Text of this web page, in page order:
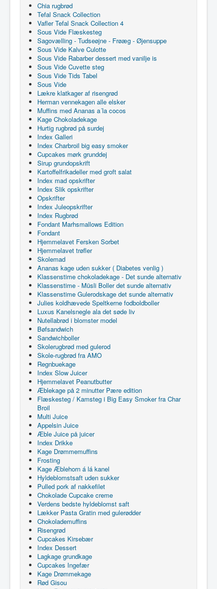
Chia rugbrød
Tefal Snack Collection
Vafler Tefal Snack Collection 4
Sous Vide Flæskesteg
Sagovælling - Tudseøjne - Frøæg - Øjensuppe
Sous Vide Kalve Culotte
Sous Vide Rabarber dessert med vanilje is
Sous Vide Cuvette steg
Sous Vide Tids Tabel
Sous Vide
Lækre klatkager af risengrød
Herman vennekagen alle elsker
Muffins med Ananas a´la cocos
Kage Chokoladekage
Hurtig rugbrød på surdej
Index Galleri
Index Charbroil big easy smoker
Cupcakes mørk grunddej
Sirup grundopskrift
Kartoffelfrikadeller med groft salat
Index mad opskrifter
Index Slik opskrifter
Opskrifter
Index Juleopskrifter
Index Rugbrød
Fondant Marhsmallows Edition
Fondant
Hjemmelavet Fersken Sorbet
Hjemmelavet trøfler
Skolemad
Ananas kage uden sukker ( Diabetes venlig )
Klassenstime chokoladekage - Det sunde alternativ
Klassenstime - Müsli Boller det sunde alternativ
Klassenstime Gulerodskage det sunde alternativ
Julies koldhævede Speltkerne fodboldboller
Luxus Kanelsnegle ala det søde liv
Nutellabrød i blomster model
Bøfsandwich
Sandwichboller
Skolerugbrød med gulerod
Skole-rugbrød fra AMO
Regnbuekage
Index Slow Juicer
Hjemmelavet Peanutbutter
Æblekage på 2 minutter Pære edition
Flæskesteg / Kamsteg i Big Easy Smoker fra Char
Broil
Multi Juice
Appelsin Juice
Æble Juice på juicer
Index Drikke
Kage Drømmemuffins
Frosting
Kage Æblehorn á lá kanel
Hyldeblomstsaft uden sukker
Pulled pork af nakkefilet
Chokolade Cupcake creme
Verdens bedste hyldeblomst saft
Lækker Pasta Gratin med gulerødder
Chokolademuffins
Risengrød
Cupcakes Kirsebær
Index Dessert
Lagkage grundkage
Cupcakes Ingefær
Kage Drømmekage
Rød Gisou